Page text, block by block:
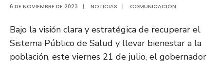
6 DE NOVIEMBRE DE 2023 | NOTICIAS | COMUNICACIÓN
Bajo la visión clara y estratégica de recuperar el
Sistema Público de Salud y llevar bienestar a la
población, este viernes 21 de julio, el gobernador